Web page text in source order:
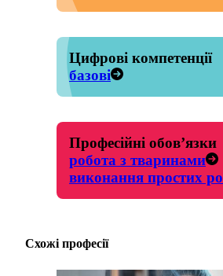
Цифрові компетенції
базові
Професійні обов’язки
робота з тваринами
виконання простих
Схожі професії